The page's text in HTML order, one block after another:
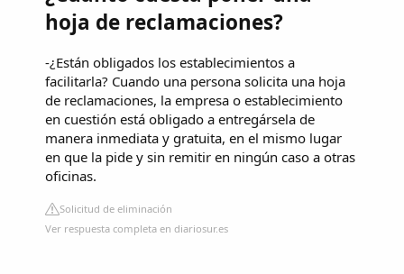
hoja de reclamaciones?
-¿Están obligados los establecimientos a
facilitarla? Cuando una persona solicita una hoja
de reclamaciones, la empresa o establecimiento
en cuestión está obligado a entregársela de
manera inmediata y gratuita, en el mismo lugar
en que la pide y sin remitir en ningún caso a otras
oficinas.
Solicitud de eliminación
Ver respuesta completa en diariosur.es